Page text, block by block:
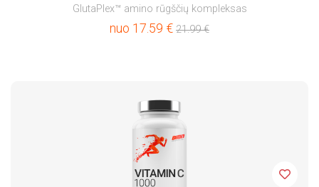
GlutaPlex™ amino rūgščių kompleksas
nuo 17.59 € 21.99€